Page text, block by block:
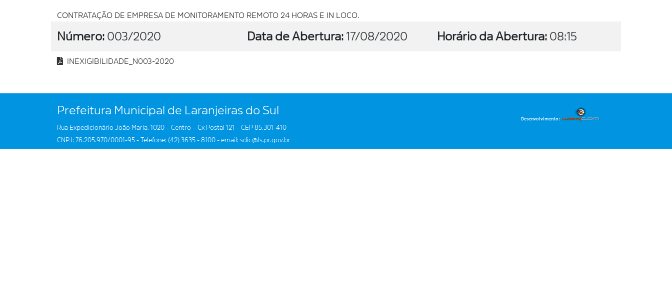
CONTRATAÇÃO DE EMPRESA DE MONITORAMENTO REMOTO 24 HORAS E IN LOCO.
Número: 003/2020 Data de Abertura: 17/08/2020 Horário da Abertura: 08:15
INEXIGIBILIDADE_N003-2020
Prefeitura Municipal de Laranjeiras do Sul
Rua Expedicionário João Maria, 1020 – Centro – Cx Postal 121 – CEP 85.301-410
CNPJ: 76.205.970/0001-95 - Telefone: (42) 3635 - 8100 - email: sdic@ls.pr.gov.br